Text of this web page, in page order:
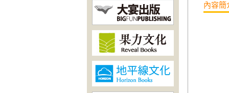
內容簡